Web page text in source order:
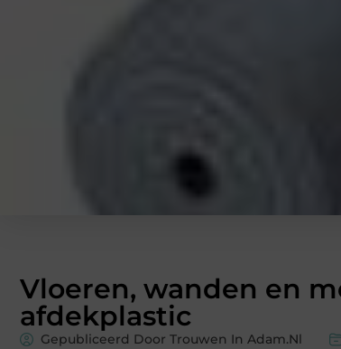
Vloeren, wanden en
afdekplastic
Gepubliceerd Door Trouwen In Adam.nl